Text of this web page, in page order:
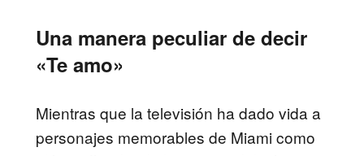
Una manera peculiar de decir
«Te amo»
Mientras que la televisión ha dado vida a
personajes memorables de Miami como